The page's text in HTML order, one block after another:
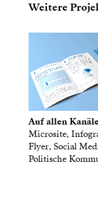
Weitere
Auf allen
Microsite,
Flyer, Social
Politische